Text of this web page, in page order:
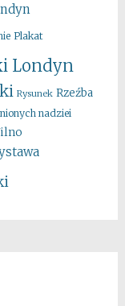
Plakat
Londyn
Rysunek Rzeźba
nadziei